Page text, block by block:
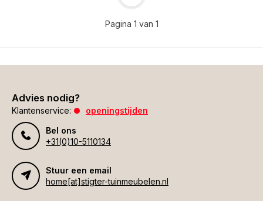
Pagina 1 van 1
Advies nodig?
Klantenservice:
openingstijden
Bel ons
+31(0)10-5110134
Stuur een email
home[at]stigter-tuinmeubelen.nl